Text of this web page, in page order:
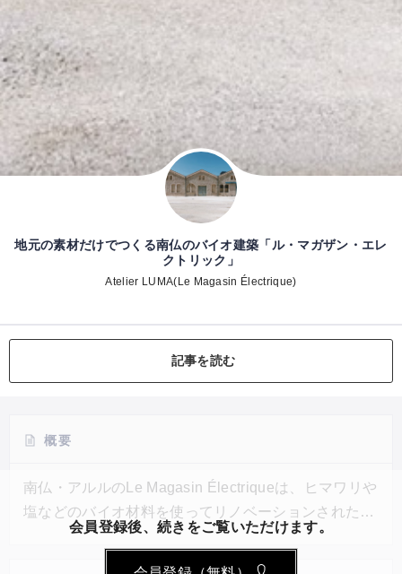
地元の素材だけでつくる南仏のバイオ建築「ル・マガザン・エレ
クトリック」
Atelier LUMA(Le Magasin Électrique)
記事を読む
概要
南仏・アルルのLe Magasin Électriqueは、ヒマワリや
塩などのバイオ材料を使ってリノベーションされた。
たとえば壁の素材として使われているヒマワリは、地
会員登録後、続きをご覧いただけます。